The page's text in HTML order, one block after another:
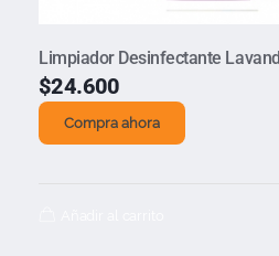
Limpiador Desinfectante
$24.600
Compra ahora